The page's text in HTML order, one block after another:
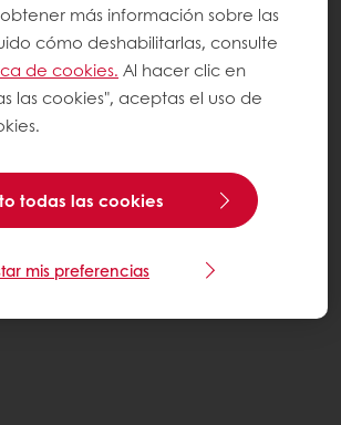
más información sobre las
cómo deshabilitarlas, consulte
de cookies. Al hacer clic en
las cookies", aceptas el uso de
todas las cookies
mis preferencias